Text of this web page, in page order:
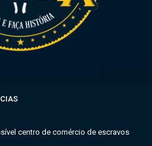
centro de comércio de escravos